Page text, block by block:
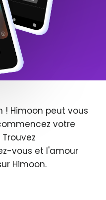
! Himoon peut vous
votre
vous et l'amour
Himoon.